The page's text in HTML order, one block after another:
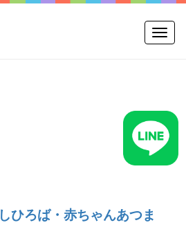
ひろば・赤ちゃんあつま